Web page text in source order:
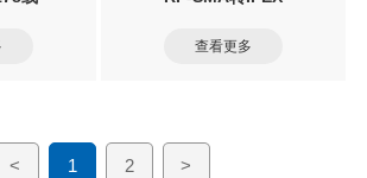
查看更多
< 1 2 >